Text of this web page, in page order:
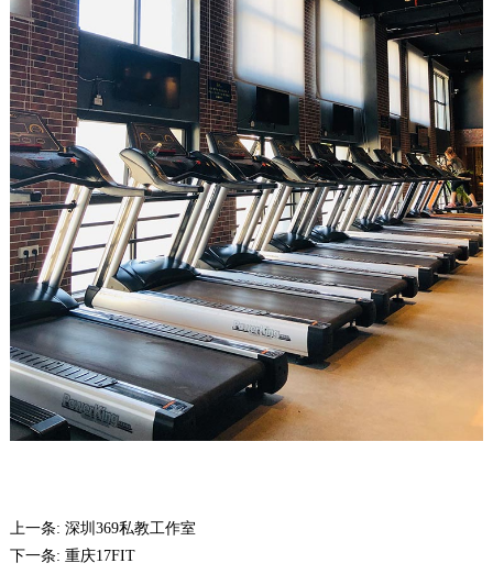
上一条: 深圳369私教工作室
下一条: 重庆17FIT